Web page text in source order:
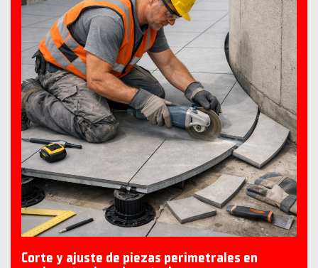
Corte y ajuste de piezas perimetrales en